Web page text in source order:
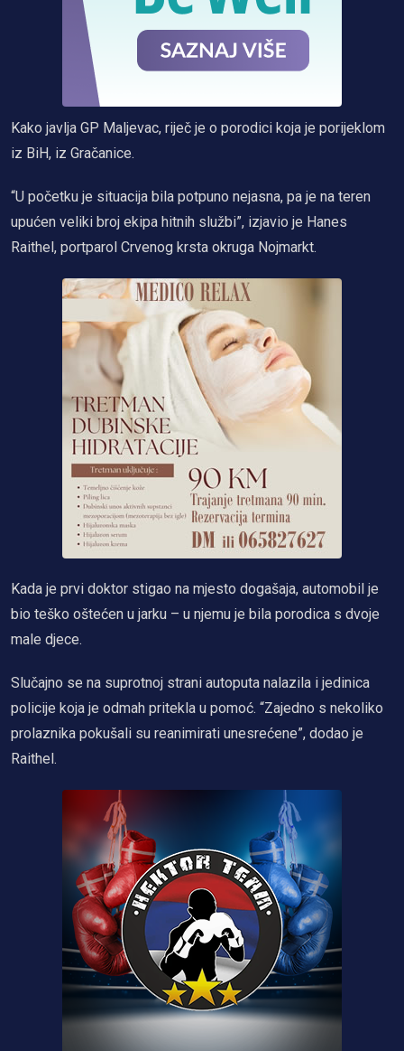
Kako javlja GP Maljevac, riječ je o porodici koja je porijeklom
iz BiH, iz Gračanice.
“U početku je situacija bila potpuno nejasna, pa je na teren
upućen veliki broj ekipa hitnih službi”, izjavio je Hanes
Raithel, portparol Crvenog krsta okruga Nojmarkt.
Kada je prvi doktor stigao na mjesto dogašaja, automobil je
bio teško oštećen u jarku – u njemu je bila porodica s dvoje
male djece.
Slučajno se na suprotnoj strani autoputa nalazila i jedinica
policije koja je odmah pritekla u pomoć. “Zajedno s nekoliko
prolaznika pokušali su reanimirati unesrećene”, dodao je
Raithel.